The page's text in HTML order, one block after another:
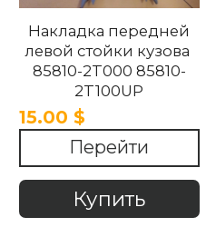
Накладка передней
левой стойки кузова
85810-2T000 85810-
2T100UP
858102T100UP
858102T000 Kia
Optima 2010 -2015.
15.00 $
Перейти
Купить